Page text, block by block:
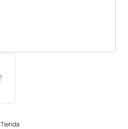
Tienda